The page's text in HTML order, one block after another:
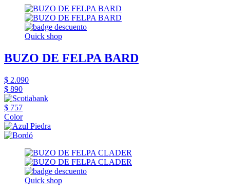
Quick shop
BUZO DE FELPA BARD
$ 2.090
$ 890
$ 757
Color
Quick shop